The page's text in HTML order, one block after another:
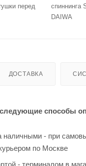
перед
спиннинга
DAIWA
ДОСТАВКА
способы
наличными - при
по Москве
- терминалом в